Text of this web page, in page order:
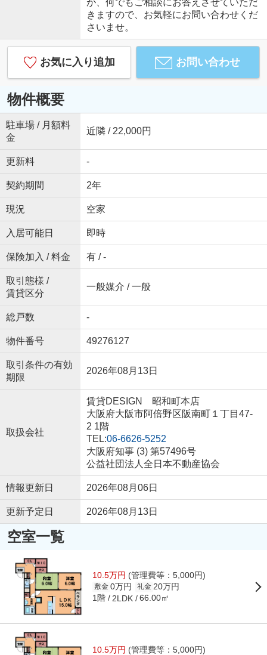
きますので、お気軽にお問い合わせくだ
さいませ。
お気に入り追加 お問い合わせ
物件概要
駐車場 / 月額料
金
近隣 / 22,000円
更新料 -
契約期間 2年
現況 空家
入居可能日 即時
保険加入 / 料金 有 / -
取引態様 /
賃貸区分
一般媒介 / 一般
総戸数 -
物件番号 49276127
取引条件の有効
期限
2026年08月13日
取扱会社
賃貸DESIGN 昭和町本店
大阪府大阪市阿倍野区阪南町１丁目47-
2 1階
TEL:06-6626-5252
大阪府知事 (3) 第57496号
公益社団法人全日本不動産協会
情報更新日 2026年08月06日
更新予定日 2026年08月13日
空室一覧
10.5万円 (管理費等：5,000円)
敷金 0万円 礼金 20万円
1階 2LDK 66.00㎡
10.5万円 (管理費等：5,000円)